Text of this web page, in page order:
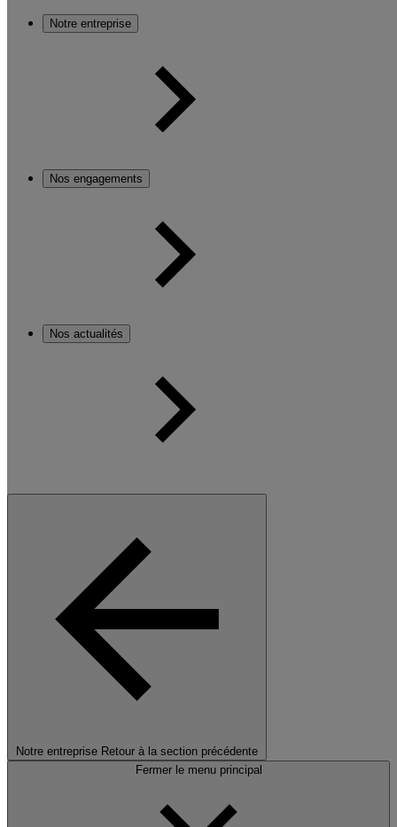
Notre entreprise
Nos engagements
Nos actualités
Notre entreprise Retour à la section précédente
Fermer le menu principal